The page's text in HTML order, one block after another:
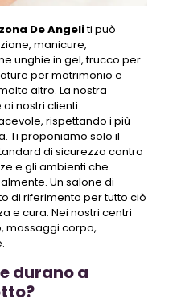
De Angeliti può
manicure,
unghie in gel, trucco per
per matrimonio e
altro. La nostra
nostri clienti
rispettando i più
Ti proponiamo solo il
di sicurezza contro
e gli ambienti che
Un salone di
di riferimento per tutto ciò
e cura. Nei nostri centri
massaggi corpo,
durano a